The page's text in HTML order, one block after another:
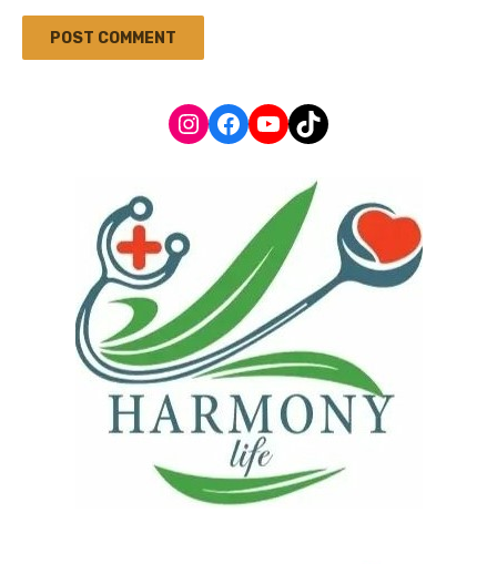
Instagram
Facebook
YouTube
TikTok